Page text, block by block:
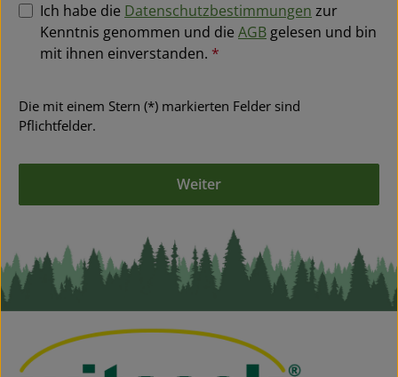
Ich habe die Datenschutzbestimmungen zur
Kenntnis genommen und die AGB gelesen und bin
mit ihnen einverstanden. *
Die mit einem Stern (*) markierten Felder sind
Pflichtfelder.
Weiter